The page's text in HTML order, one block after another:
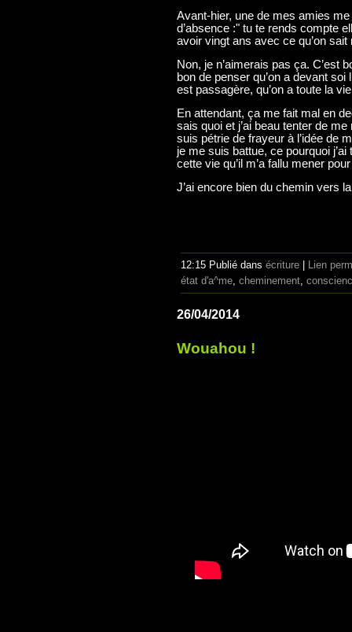
Avant-hier, une de mes amies
d’absence :" tu te rends compte
avoir vingt ans avec ce qu’on sait
Non, je n’aimerais pas ça. C’est
bon de penser qu’on a devant soi
est passagère, qu’on a toute la
En attendant, ça me fait mal en
sais quoi et j’ai beau tenter de
suis pétrie de frayeur à l’idée de
je me suis battue, ce pourquoi
cette vie qu’il m’a fallu mener
J’ai encore bien du chemin vers
12:15 Publié dans écriture
Lien
état d'a^me, cheminement,
26/04/2014
Wouahou !